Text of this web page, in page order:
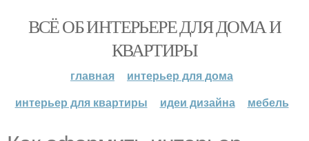
ВСЁ ОБ ИНТЕРЬЕРЕ ДЛЯ ДОМА И
КВАРТИРЫ
главная
интерьер для дома
интерьер для квартиры
идеи дизайна мебель